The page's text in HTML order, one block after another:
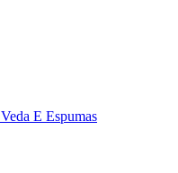
E Espumas